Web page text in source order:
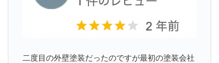
二度目の外壁塗装だったのですが最初の塗装会社